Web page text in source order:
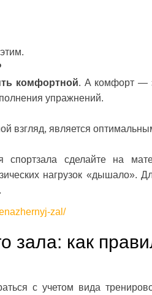
комфортной. А комфорт —
упражнений.
взгляд, является
сделайте на
нагрузок «дышало».
zal/
зала: как
с учетом вида